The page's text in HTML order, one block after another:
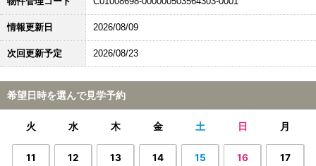
情報更新日 2026/08/09
次回更新予定 2026/08/23
希望日時を選んで見学予約
火 水 木 金 土 日 月
11 12 13 14 15 16 17